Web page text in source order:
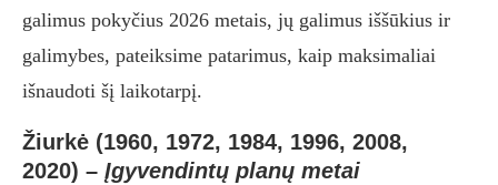
galimus pokyčius 2026 metais, jų galimus iššūkius ir
galimybes, pateiksime patarimus, kaip maksimaliai
išnaudoti šį laikotarpį.
Žiurkė (1960, 1972, 1984, 1996, 2008,
2020) – Įgyvendintų planų metai